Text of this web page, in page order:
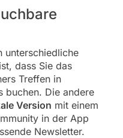
unterschiedliche
dass Sie das
Treffen in
buchen. Die andere
Version mit einem
in der App
Newsletter.